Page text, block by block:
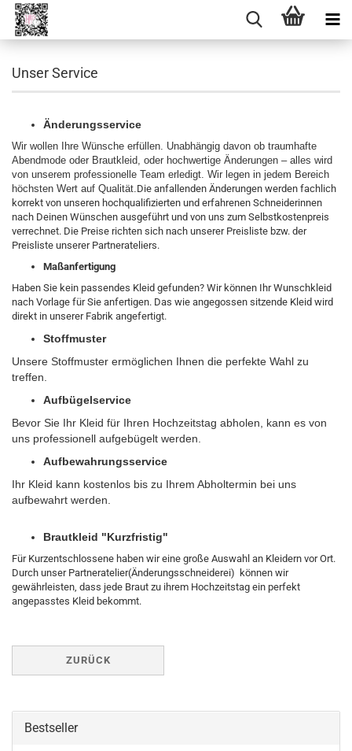
Unser Service
Änderungsservice
Wir wollen Ihre Wünsche erfüllen. Unabhängig davon ob traumhafte
Abendmode oder Brautkleid, oder hochwertige Änderungen – alles wird
von unserem professionelle Team erledigt. Wir legen in jedem Bereich
höchsten Wert auf Qualität.Die anfallenden Änderungen werden fachlich
korrekt von unseren hochqualifizierten und erfahrenen Schneiderinnen
nach Deinen Wünschen ausgeführt und von uns zum Selbstkostenpreis
verrechnet. Die Preise richten sich nach unserer Preisliste bzw. der
Preisliste unserer Partnerateliers.
Maßanfertigung
Haben Sie kein passendes Kleid gefunden? Wir können Ihr Wunschkleid
nach Vorlage für Sie anfertigen. Das wie angegossen sitzende Kleid wird
direkt in unserer Fabrik angefertigt.
Stoffmuster
Unsere Stoffmuster ermöglichen Ihnen die perfekte Wahl zu
treffen.
Aufbügelservice
Bevor Sie Ihr Kleid für Ihren Hochzeitstag abholen, kann es von
uns professionell aufgebügelt werden.
Aufbewahrungsservice
Ihr Kleid kann kostenlos bis zu Ihrem Abholtermin bei uns
aufbewahrt werden.
Brautkleid "Kurzfristig"
Für Kurzentschlossene haben wir eine große Auswahl an Kleidern vor Ort.
Durch unser Partneratelier(Änderungsschneiderei) können wir
gewährleisten, dass jede Braut zu ihrem Hochzeitstag ein perfekt
angepasstes Kleid bekommt.
ZURÜCK
Bestseller